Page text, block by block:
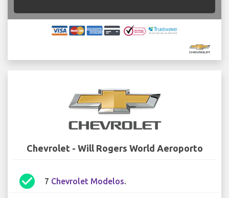
Chevrolet - Will Rogers World Aeroporto
check_circle 7 Chevrolet Modelos.